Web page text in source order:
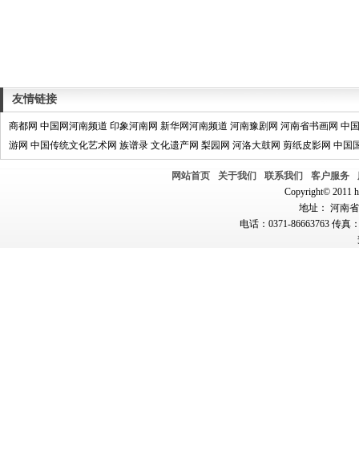
友情链接
商都网 中国网河南频道 印象河南网 新华网河南频道 河南豫剧网 河南省书画网 中
游网 中国传统文化艺术网 族谱录 文化遗产网 梨园网 河洛大鼓网 剪纸皮影网 中国
网站首页 关于我们 联系我们 客户服务
Copyright© 2011
地址： 河南
电话：0371-86663763 传真